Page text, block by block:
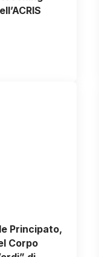
Principato,
Corpo